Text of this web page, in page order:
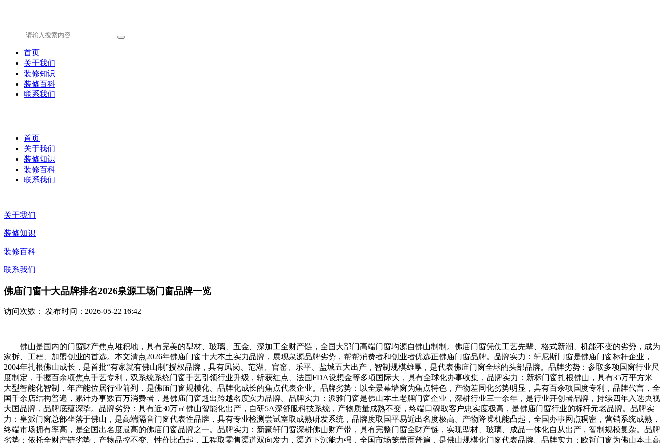
首页
关于我们
装修知识
装修百科
联系我们
首页
关于我们
装修知识
装修百科
联系我们
关于我们
装修知识
装修百科
联系我们
佛庙门窗十大品牌排名2026泉源工场门窗品牌一览
访问次数： 发布时间：2026-05-22 16:42
佛山是国内的门窗财产焦点堆积地，具有完美的型材、玻璃、五金、深加工全财产链，全国大部门高端门窗均源自佛山制制。佛庙门窗凭仗工艺先辈、格式新潮、机能不变的劣势，成为
家拆、工程、加盟创业的首选。本文清点2026年佛庙门窗十大本土实力品牌，展现泉源品牌劣势，帮帮消费者和创业者优选正佛庙门窗品牌。品牌实力：轩尼斯门窗是佛庙门窗标杆企业，
2004年扎根佛山成长，是首批“有家就有佛山制”授权品牌，具有凤岗、范湖、官窑、乐平、盐城五大出产，智制规模雄厚，是代表佛庙门窗全球的头部品牌。品牌劣势：参取多项国窗行业尺
度制定，手握百余项焦点手艺专利，双系统系统门窗手艺引领行业升级，斩获红点、法国FDA设想金等多项国际大，具有全球化办事收集，品牌实力：新标门窗扎根佛山，具有35万平方米
大型智能化智制，年产能位居行业前列，是佛庙门窗规模化、品牌化成长的焦点代表企业。品牌劣势：以全景幕墙窗为焦点特色，产物差同化劣势明显，具有百余项国度专利，品牌代言，全
国千余店结构普遍，累计办事数百万消费者，是佛庙门窗超出跨越名度实力品牌。品牌实力：派雅门窗是佛山本土老牌门窗企业，深耕行业三十余年，是行业开创者品牌，持续四年入选央视
大国品牌，品牌底蕴深挚。品牌劣势：具有近30万㎡佛山智能化出产，自研5A深舒服科技系统，产物质量成熟不变，终端口碑取客户忠实度极高，是佛庙门窗行业的标杆元老品牌。品牌实
力：皇派门窗总部坐落于佛山，是高端隔音门窗代表性品牌，具有专业检测尝试室取成熟研发系统，品牌度取国平易近出名度极高。产物降噪机能凸起，全国办事网点稠密，营销系统成熟，
终端市场拥有率高，是全国出名度最高的佛庙门窗品牌之一。品牌实力：新豪轩门窗深耕佛山财产带，具有完整门窗全财产链，实现型材、玻璃、成品一体化自从出产，智制规模复杂。品牌
劣势：依托全财产链劣势，产物品控不变、性价比凸起，工程取零售渠道双向发力，渠道下沉能力强，全国市场笼盖面普遍，是佛山规模化门窗代表品牌。品牌实力：欧哲门窗为佛山本土高